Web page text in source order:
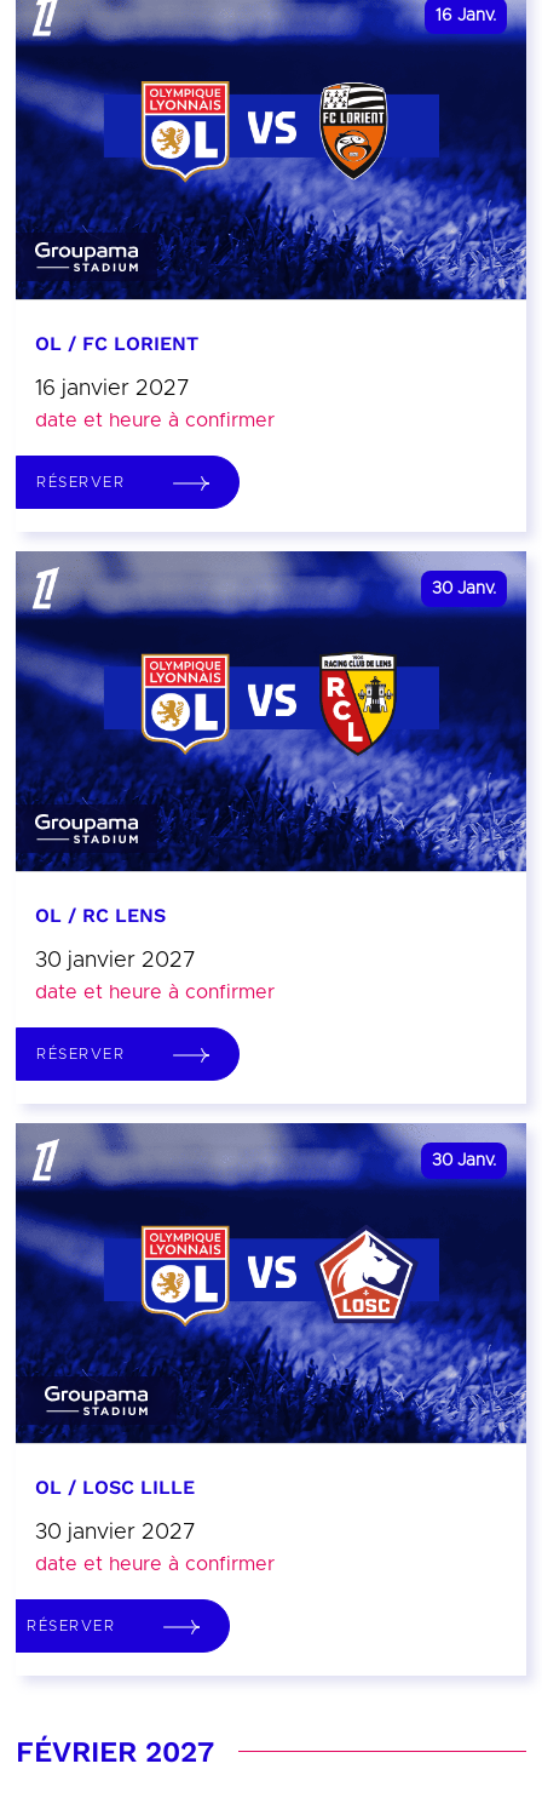
16 Janv.
OL / FC LORIENT
16 janvier 2027
date et heure à confirmer
RÉSERVER
30 Janv.
OL / RC LENS
30 janvier 2027
date et heure à confirmer
RÉSERVER
30 Janv.
OL / LOSC LILLE
30 janvier 2027
date et heure à confirmer
RÉSERVER
FÉVRIER 2027